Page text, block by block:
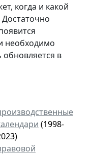
когда и какой
необходимо
обновляется в
(1998-